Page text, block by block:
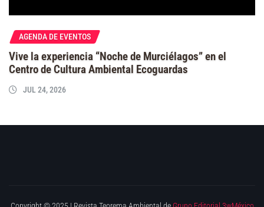
AGENDA DE EVENTOS
Vive la experiencia “Noche de Murciélagos” en el
Centro de Cultura Ambiental Ecoguardas
JUL 24, 2026